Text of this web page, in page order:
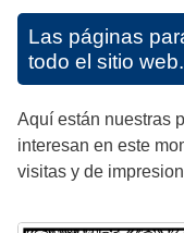
Las páginas
todo el sitio web.
Aquí están nuestras
interesan en este
visitas y de